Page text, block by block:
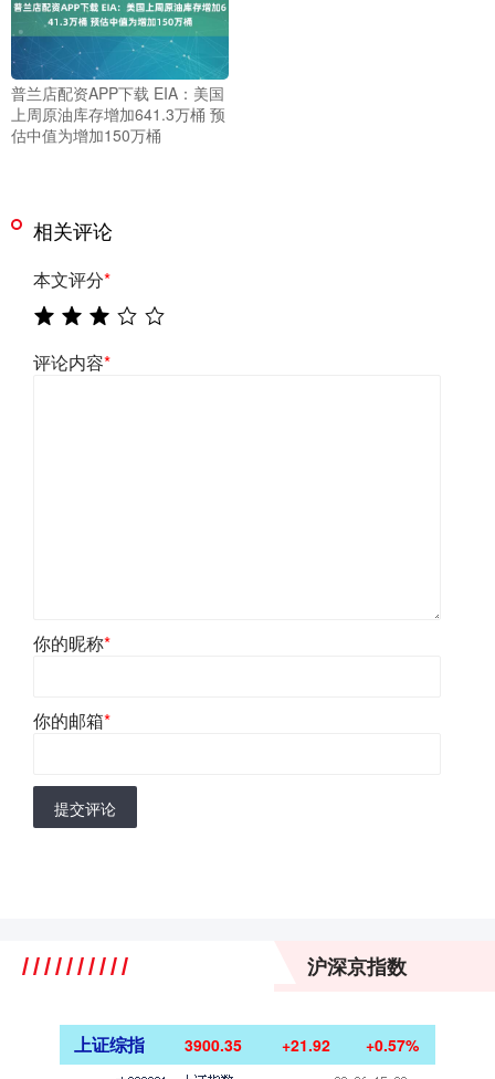
普兰店配资APP下载 EIA：美国
上周原油库存增加641.3万桶 预
估中值为增加150万桶
相关评论
本文评分*
评论内容*
你的昵称*
你的邮箱*
提交评论
沪深京指数
上证综指 3900.35 +21.92 +0.57%